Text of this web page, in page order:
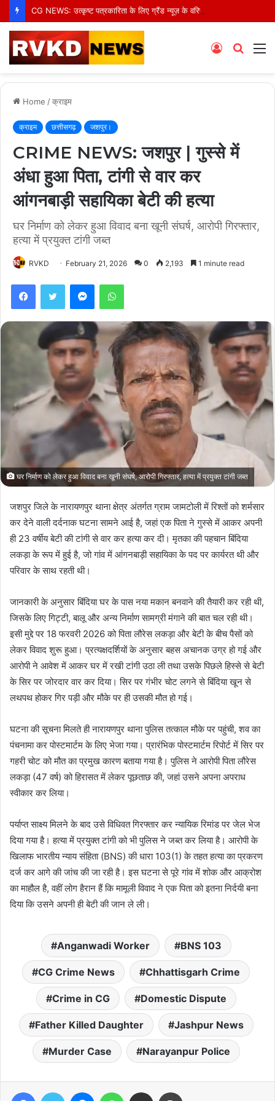
Search
Log
Home /क्राइम
क्राइम छत्तीसगढ़ जशपुर।
CRIME NEWS: जशपुर | गुस्से में
अंधा हुआ पिता, टांगी से वार कर
आंगनबाड़ी सहायिका बेटी की हत्या
घर निर्माण को लेकर हुआ विवाद बना खूनी संघर्ष, आरोपी गिरफ्तार,
हत्या में प्रयुक्त टांगी जब्त
RVKD February 21, 2026 0 2,193 1 minute read
FacebookTwitter MessengerWhatsApp
घर निर्माण को लेकर हुआ विवाद बना खूनी संघर्ष, आरोपी गिरफ्तार, हत्या में प्रयुक्त टांगी जब्त
जशपुर जिले के नारायणपुर थाना क्षेत्र अंतर्गत ग्राम जामटोली में रिश्तों को शर्मसार
कर देने वाली दर्दनाक घटना सामने आई है, जहां एक पिता ने गुस्से में आकर अपनी
ही 23 वर्षीय बेटी की टांगी से वार कर हत्या कर दी। मृतका की पहचान बिंदिया
लकड़ा के रूप में हुई है, जो गांव में आंगनबाड़ी सहायिका के पद पर कार्यरत थी और
परिवार के साथ रहती थी।
जानकारी के अनुसार बिंदिया घर के पास नया मकान बनवाने की तैयारी कर रही थी,
जिसके लिए गिट्टी, बालू और अन्य निर्माण सामग्री मंगाने की बात चल रही थी।
इसी मुद्दे पर 18 फरवरी 2026 को पिता लौरेस लकड़ा और बेटी के बीच पैसों को
लेकर विवाद शुरू हुआ। प्रत्यक्षदर्शियों के अनुसार बहस अचानक उग्र हो गई और
आरोपी ने आवेश में आकर घर में रखी टांगी उठा ली तथा उसके पिछले हिस्से से बेटी
के सिर पर जोरदार वार कर दिया। सिर पर गंभीर चोट लगने से बिंदिया खून से
लथपथ होकर गिर पड़ी और मौके पर ही उसकी मौत हो गई।
घटना की सूचना मिलते ही नारायणपुर थाना पुलिस तत्काल मौके पर पहुंची, शव का
पंचनामा कर पोस्टमार्टम के लिए भेजा गया। प्रारंभिक पोस्टमार्टम रिपोर्ट में सिर पर
गहरी चोट को मौत का प्रमुख कारण बताया गया है। पुलिस ने आरोपी पिता लौरेस
लकड़ा (47 वर्ष) को हिरासत में लेकर पूछताछ की, जहां उसने अपना अपराध
स्वीकार कर लिया।
पर्याप्त साक्ष्य मिलने के बाद उसे विधिवत गिरफ्तार कर न्यायिक रिमांड पर जेल भेज
दिया गया है। हत्या में प्रयुक्त टांगी को भी पुलिस ने जब्त कर लिया है। आरोपी के
खिलाफ भारतीय न्याय संहिता (BNS) की धारा 103(1) के तहत हत्या का प्रकरण
दर्ज कर आगे की जांच की जा रही है। इस घटना से पूरे गांव में शोक और आक्रोश
का माहौल है, वहीं लोग हैरान हैं कि मामूली विवाद ने एक पिता को इतना निर्दयी बना
दिया कि उसने अपनी ही बेटी की जान ले ली।
Anganwadi Worker BNS 103
CG Crime News Chhattisgarh Crime
Crime in CG Domestic Dispute
Father Killed Daughter Jashpur News
Murder Case Narayanpur Police
FacebookTwitter MessengerWhatsAppShare via Email